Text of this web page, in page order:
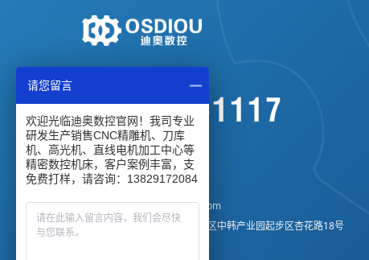
400-830-1117
业务咨询：13829172084
公司座机：0769-82766709
电子邮箱：di-ao@di-aocnc.com
公司地址：广东省惠州市仲恺区中韩产业园起步区杏花路18号
请您留言
欢迎光临迪奥数控官网！我司专业
研发生产销售CNC精雕机、刀库
机、高光机、直线电机加工中心等
精密数控机床，客户案例丰富，支
免费打样，请咨询：13829172084